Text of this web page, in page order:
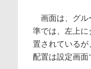
画面は、グル
準では、左上
置されている
配置は設定画面